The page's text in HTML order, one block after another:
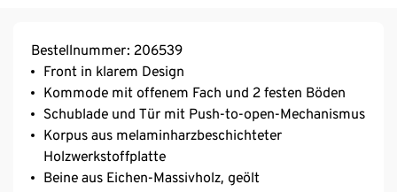
Bestellnummer: 206539
Front in klarem Design
Kommode mit offenem Fach und 2 festen Böden
Schublade und Tür mit Push-to-open-Mechanismus
Korpus aus melaminharzbeschichteter
Holzwerkstoffplatte
Beine aus Eichen-Massivholz, geölt